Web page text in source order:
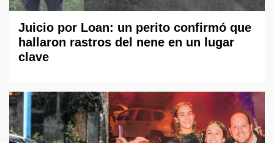
Juicio por Loan: un perito confirmó que
hallaron rastros del nene en un lugar
clave